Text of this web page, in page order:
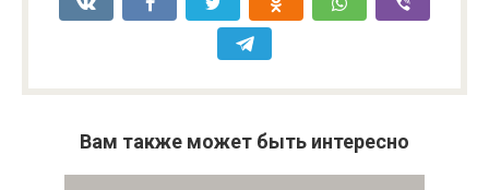
Вам также может быть интересно